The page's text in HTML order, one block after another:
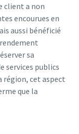
client a non
encourues en
aussi bénéficié
sa
services publics
région, cet aspect
que la